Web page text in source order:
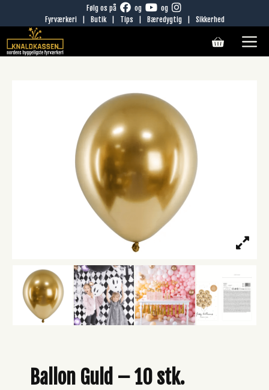
til
indhold
Følg os på og
og
Fyrværkeri
Butik Tips Bæredygtig Sikkerhed
Ballon Guld – 10 stk.